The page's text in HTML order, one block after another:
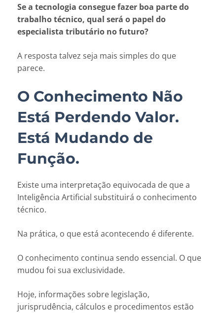
Se a tecnologia consegue fazer boa parte do
trabalho técnico, qual será o papel do
especialista tributário no futuro?
A resposta talvez seja mais simples do que
parece.
O Conhecimento Não
Está Perdendo Valor.
Está Mudando de
Função.
Existe uma interpretação equivocada de que a
Inteligência Artificial substituirá o conhecimento
técnico.
Na prática, o que está acontecendo é diferente.
O conhecimento continua sendo essencial. O que
mudou foi sua exclusividade.
Hoje, informações sobre legislação,
jurisprudência, cálculos e procedimentos estão